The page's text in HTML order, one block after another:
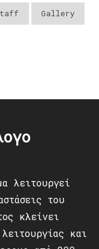
Gallery
λειτουργεί
του
κλείνει
και